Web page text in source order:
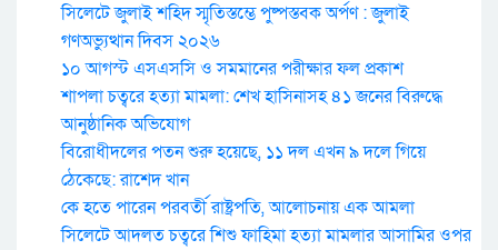
সিলেটে জুলাই শহিদ স্মৃতিস্তম্ভে পুষ্পস্তবক অর্পণ : জুলাই
গণঅভ্যুত্থান দিবস ২০২৬
১০ আগস্ট এসএসসি ও সমমানের পরীক্ষার ফল প্রকাশ
শাপলা চত্বরে হত্যা মামলা: শেখ হাসিনাসহ ৪১ জনের বিরুদ্ধে
আনুষ্ঠানিক অভিযোগ
বিরোধীদলের পতন শুরু হয়েছে, ১১ দল এখন ৯ দলে গিয়ে
ঠেকেছে: রাশেদ খান
কে হতে পারেন পরবর্তী রাষ্ট্রপতি, আলোচনায় এক আমলা
সিলেটে আদলত চত্বরে শিশু ফাহিমা হত্যা মামলার আসামির ওপর